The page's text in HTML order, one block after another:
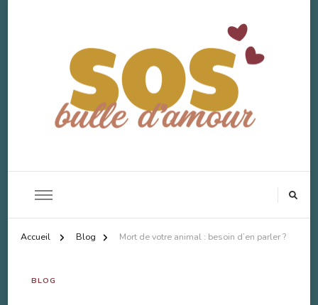
SOS Bulle d'Amour
Accueil Blog Mort de votre animal : besoin d’en parler ?
BLOG